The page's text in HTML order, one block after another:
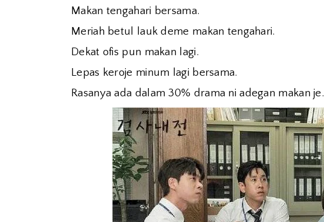
Makan tengahari bersama.
Meriah betul lauk deme makan tengahari.
Dekat ofis pun makan lagi.
Lepas keroje minum lagi bersama.
Rasanya ada dalam 30% drama ni adegan makan je.